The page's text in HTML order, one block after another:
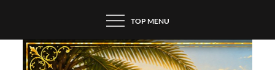
content
TOP MENU